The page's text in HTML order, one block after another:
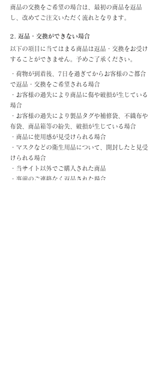
商品の交換をご希望の場合は、最初の商品を返品
し、改めてご注文いただく流れとなります。
2. 返品・交換ができない場合
以下の項目に当てはまる商品は返品・交換をお受け
することができません。予めご了承ください。
・荷物が到着後、7日を過ぎてからお客様のご都合
で返品・交換をご希望される場合
・お客様の過失により商品に傷や破損が生じている
場合
・お客様の過失により製品タグや補修袋、不織布や
布袋、商品箱等の紛失、破損が生じている場合
・商品に使用感が見受けられる場合
・マスクなどの衛生用品について、開封したと見受
けられる場合
・当サイト以外でご購入された商品
・事前のご連絡なく返品された場合